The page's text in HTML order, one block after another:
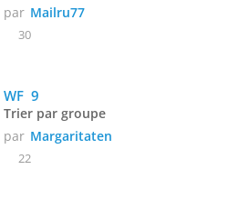
par Mailru77
30
WF  9
Trier par groupe
par Margaritaten
22